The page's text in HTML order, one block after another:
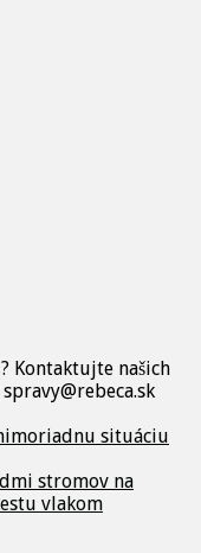
Kontaktujte našich
situáciu
stromov na
vlakom